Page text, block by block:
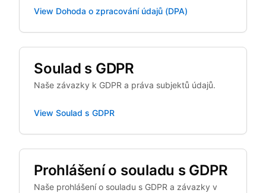
View Dohoda o zpracování údajů (DPA)
Soulad s GDPR
Naše závazky k GDPR a práva subjektů údajů.
View Soulad s GDPR
Prohlášení o souladu s GDPR
Naše prohlášení o souladu s GDPR a závazky v